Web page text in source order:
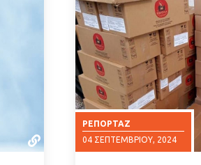
ΡΕΠΟΡΤΆΖ
04 ΣΕΠΤΕΜΒΡΊΟΥ, 2024